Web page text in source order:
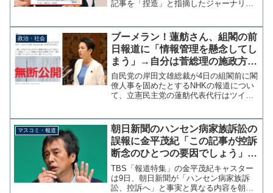
記事を「捏造」と指摘したジャーナリス
の敗訴が確定した。 敗訴の報道を受け
て安倍晋三前総理が20...
政治・社会
ブーメラン！蓮舫さん、組閣の前
日報道に「情報管理を懸念してし
まう」→自分は菅総理の施政方針
演説原稿を流出させていた
自民党の岸田文雄総裁が4日の組閣前に閣
僚人事を固めたとするNHKの報道につい
て、立憲民主党の蓮舫代表代行はツイッ
す。情報管理を懸念してしまう…」と情
報漏洩を懸念する投稿を...
マスコミ・報道
朝日新聞のハンセン病家族訴訟の
誤報に金平茂紀「この記事が控訴
断念のひとつの要因でしょう」←
大嘘、朝刊より先にNHKが「断
念」と報道
TBS「報道特集」の金平茂紀キャスター
は9日、朝日新聞が「ハンセン病家族訴
訟、控訴へ」と事実と異なる内容を朝刊